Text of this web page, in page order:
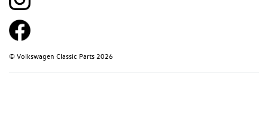
© Volkswagen Classic Parts 2026